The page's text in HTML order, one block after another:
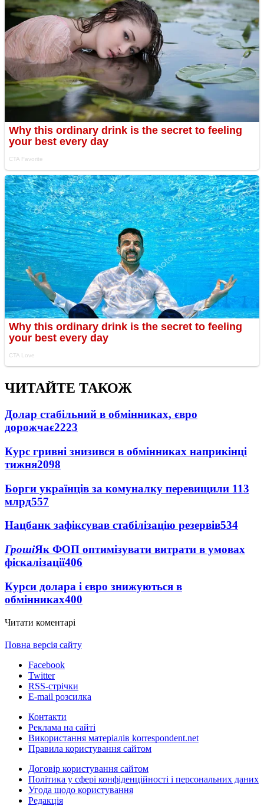
ЧИТАЙТЕ ТАКОЖ
Долар стабільний в обмінниках, євро
дорожчає2223
Курс гривні знизився в обмінниках наприкінці
тижня2098
Борги українців за комуналку перевищили 113
млрд557
Нацбанк зафіксував стабілізацію резервів534
ГрошіЯк ФОП оптимізувати витрати в умовах
фіскалізації406
Курси долара і євро знижуються в
обмінниках400
Читати коментарі
Повна версія сайту
Facebook
Twitter
RSS-стрічки
E-mail розсилка
Контакти
Реклама на сайті
Використання матеріалів korrespondent.net
Правила користування сайтом
Договір користування сайтом
Політика у сфері конфіденційності і персональних даних
Угода щодо користування
Редакція